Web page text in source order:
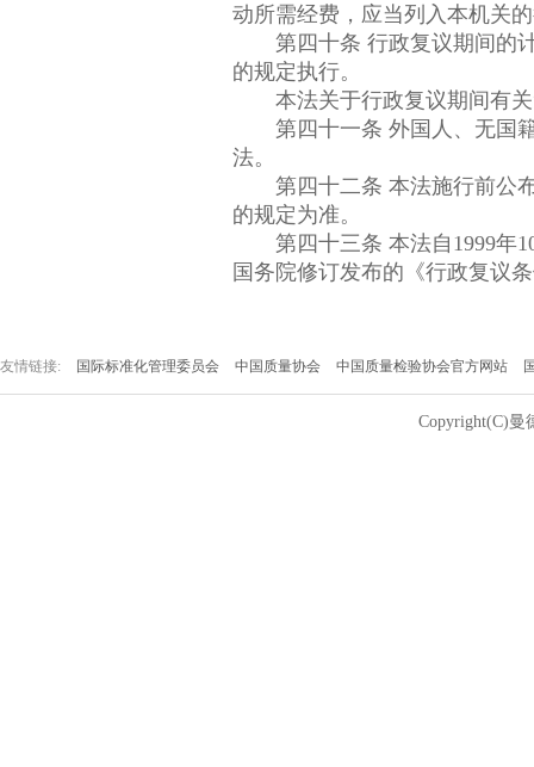
动所需经费，应当列入本机关
第四十条 行政复议期间的计
的规定执行。
本法关于行政复议期间有关“
第四十一条 外国人、无国籍
法。
第四十二条 本法施行前公布
的规定为准。
第四十三条 本法自1999年10
国务院修订发布的《行政复议
友情链接: 国际标准化管理委员会 中国质量协会 中国质量检验协会官方网站
Copyright(C)曼